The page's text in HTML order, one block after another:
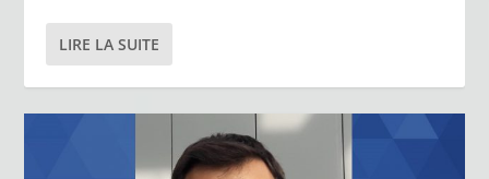
LIRE LA SUITE